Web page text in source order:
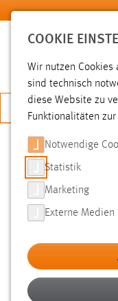
Zum Hauptinhalt springen
SUCHE
FILTER
Typ
Erstellungsdatum
COOKIE
Wir nutzen Cookies
sind technisch
diese Website zu
Funktionalitäten
Notwendige
Statistik
Marketing
Externe Medien